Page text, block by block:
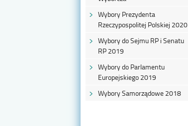
Wybory Prezydenta
Rzeczypospolitej Polskiej 2020
Wybory do Sejmu RP i Senatu
RP 2019
Wybory do Parlamentu
Europejskiego 2019
Wybory Samorządowe 2018